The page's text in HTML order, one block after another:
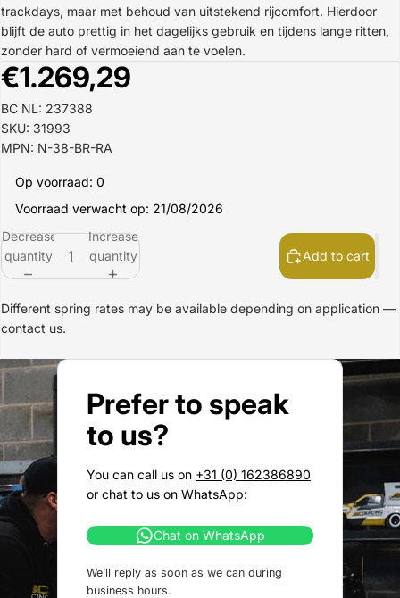
trackdays, maar met behoud van uitstekend rijcomfort. Hierdoor
blijft de auto prettig in het dagelijks gebruik en tijdens lange ritten,
zonder hard of vermoeiend aan te voelen.
€1.269,29
BC NL: 237388
SKU: 31993
MPN: N-38-BR-RA
Op voorraad: 0
Voorraad verwacht op: 21/08/2026
Decrease
quantity
Increase
quantity
Add to cart
Different spring rates may be available depending on application —
contact us.
Prefer to speak
to us?
You can call us on +31 (0) 162386890
or chat to us on WhatsApp:
Chat on WhatsApp
We’ll reply as soon as we can during
business hours.